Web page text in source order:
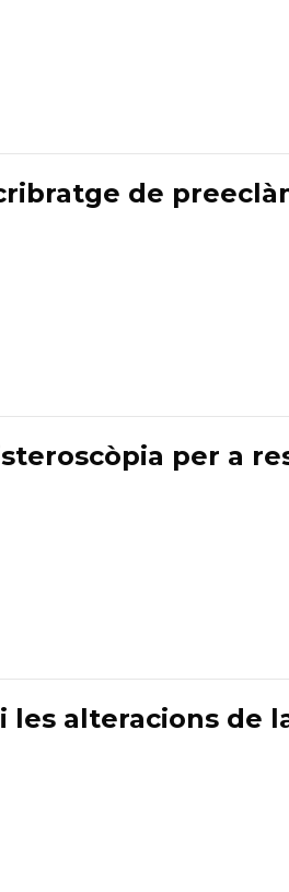
de
per a
les alteracions de